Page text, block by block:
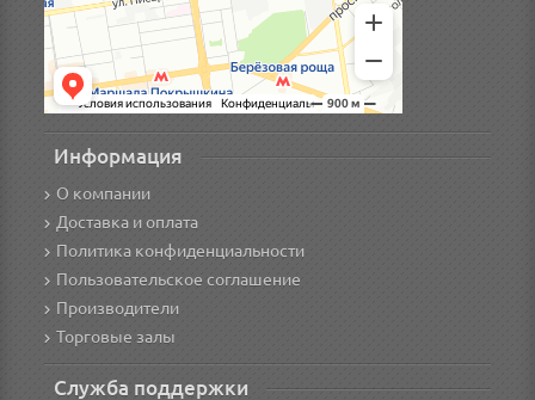
Информация
О компании
Доставка и оплата
Политика конфиденциальности
Пользовательское соглашение
Производители
Торговые залы
Служба поддержки